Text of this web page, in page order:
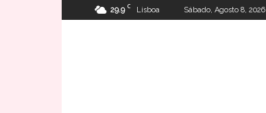
29.9 C Lisboa Sábado, Agosto 8, 2026